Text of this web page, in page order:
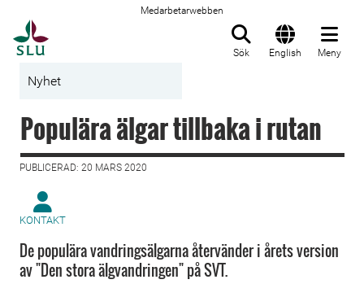
Medarbetarwebben
Sök English Meny
Nyhet
Populära älgar tillbaka i rutan
PUBLICERAD: 20 MARS 2020
KONTAKT
De populära vandringsälgarna återvänder i årets version
av "Den stora älgvandringen" på SVT.